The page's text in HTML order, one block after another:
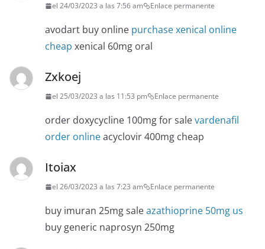
el 24/03/2023 a las 7:56 am Enlace permanente
avodart buy online purchase xenical online
cheap xenical 60mg oral
Zxkoej
el 25/03/2023 a las 11:53 pm Enlace permanente
order doxycycline 100mg for salevardenafil
order onlineacyclovir 400mg cheap
Itoiax
el 26/03/2023 a las 7:23 am Enlace permanente
buy imuran 25mg saleazathioprine 50mg us
buy generic naprosyn 250mg